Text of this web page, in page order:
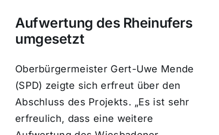
Aufwertung des Rheinufers
umgesetzt
Oberbürgermeister Gert-Uwe Mende
(SPD) zeigte sich erfreut über den
Abschluss des Projekts. „Es ist sehr
erfreulich, dass eine weitere